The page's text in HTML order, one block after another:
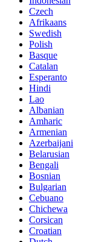
Czech
Afrikaans
Swedish
Polish
Basque
Catalan
Esperanto
Hindi
Lao
Albanian
Amharic
Armenian
Azerbaijani
Belarusian
Bengali
Bosnian
Bulgarian
Cebuano
Chichewa
Corsican
Croatian